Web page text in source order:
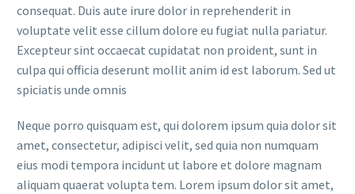
consequat. Duis aute irure dolor in reprehenderit in
voluptate velit esse cillum dolore eu fugiat nulla pariatur.
Excepteur sint occaecat cupidatat non proident, sunt in
culpa qui officia deserunt mollit anim id est laborum. Sed ut
spiciatis unde omnis
Neque porro quisquam est, qui dolorem ipsum quia dolor sit
amet, consectetur, adipisci velit, sed quia non numquam
eius modi tempora incidunt ut labore et dolore magnam
aliquam quaerat volupta tem. Lorem ipsum dolor sit amet,